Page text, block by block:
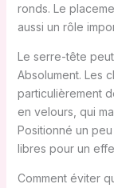
ronds. Le
aussi un rôle
Le serre-tête
Absolument. Les
particulièrement
en velours, qui
Positionné un
libres pour un
Comment éviter